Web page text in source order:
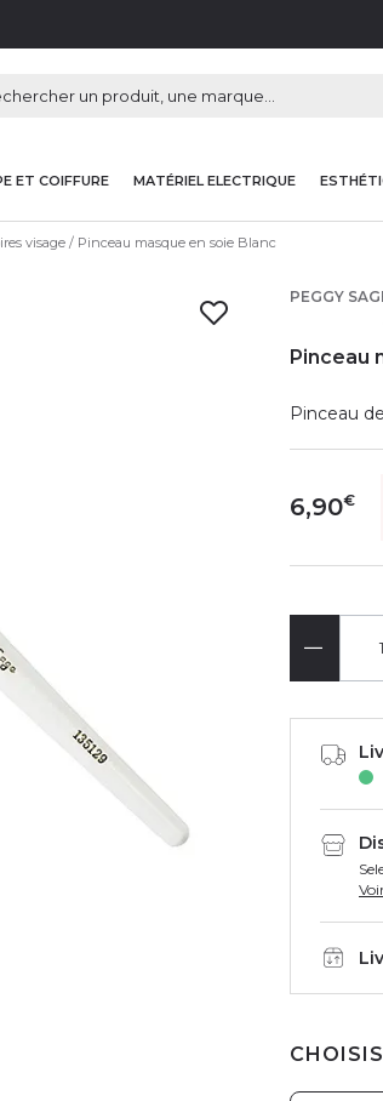
ET COIFFURE MATÉRIEL ELECTRIQUE
visage Pinceau masque en soie Blanc
PEGGY
Pinceau
Pinceau
6,90€